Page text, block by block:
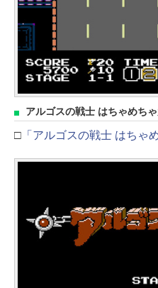
アルゴスの戦士 はちゃめち
□ 「アルゴスの戦士 はちゃ